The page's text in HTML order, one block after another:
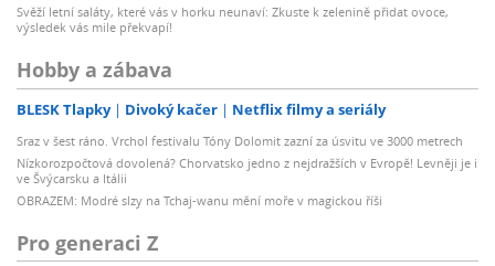
Svěží letní saláty, které vás v horku neunaví: Zkuste k zelenině přidat ovoce,
výsledek vás mile překvapí!
Hobby a zábava
BLESK Tlapky Divoký kačer Netflix filmy a seriály
Sraz v šest ráno. Vrchol festivalu Tóny Dolomit zazní za úsvitu ve 3000 metrech
Nízkorozpočtová dovolená? Chorvatsko jedno z nejdražších v Evropě! Levněji je i
ve Švýcarsku a Itálii
OBRAZEM: Modré slzy na Tchaj-wanu mění moře v magickou říši
Pro generaci Z